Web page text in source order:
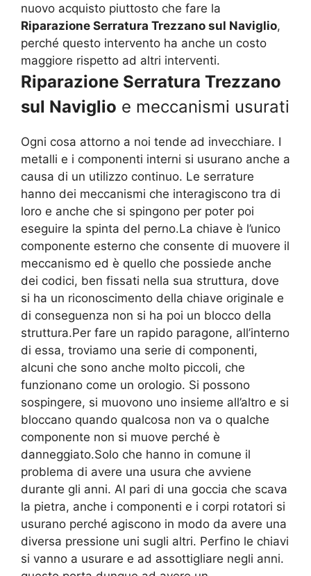
nuovo acquisto piuttosto che fare la
Riparazione Serratura Trezzano sul Naviglio,
perché questo intervento ha anche un costo
maggiore rispetto ad altri interventi.
Riparazione Serratura Trezzano
sul Naviglio e meccanismi usurati
Ogni cosa attorno a noi tende ad invecchiare. I
metalli e i componenti interni si usurano anche a
causa di un utilizzo continuo. Le serrature
hanno dei meccanismi che interagiscono tra di
loro e anche che si spingono per poter poi
eseguire la spinta del perno.La chiave è l’unico
componente esterno che consente di muovere il
meccanismo ed è quello che possiede anche
dei codici, ben fissati nella sua struttura, dove
si ha un riconoscimento della chiave originale e
di conseguenza non si ha poi un blocco della
struttura.Per fare un rapido paragone, all’interno
di essa, troviamo una serie di componenti,
alcuni che sono anche molto piccoli, che
funzionano come un orologio. Si possono
sospingere, si muovono uno insieme all’altro e si
bloccano quando qualcosa non va o qualche
componente non si muove perché è
danneggiato.Solo che hanno in comune il
problema di avere una usura che avviene
durante gli anni. Al pari di una goccia che scava
la pietra, anche i componenti e i corpi rotatori si
usurano perché agiscono in modo da avere una
diversa pressione uni sugli altri. Perfino le chiavi
si vanno a usurare e ad assottigliare negli anni.